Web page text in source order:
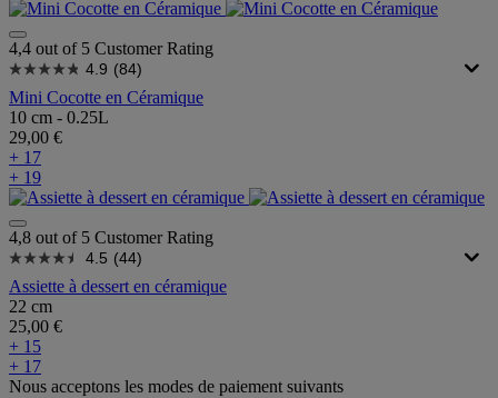
4,4 out of 5 Customer Rating
4.9 (84)
Mini Cocotte en Céramique
10 cm - 0.25L
29,00 €
+ 17
+ 19
4,8 out of 5 Customer Rating
4.5 (44)
Assiette à dessert en céramique
22 cm
25,00 €
+ 15
+ 17
Nous acceptons les modes de paiement suivants